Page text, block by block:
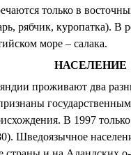
только в
рябчик, куропатка). В
море – салака.
НАСЕЛЕНИЕ
проживают два
В 1997
Шведоязычное